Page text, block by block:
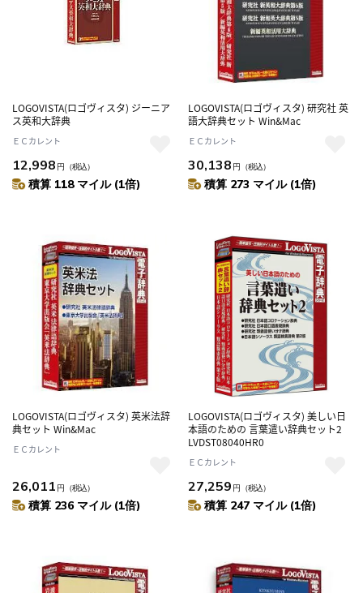
LOGOVISTA(ロゴヴィスタ) ジーニア
ス英和大辞典
ＥＣカレント
12,998 円 （税込）
積算 118 マイル (1倍)
LOGOVISTA(ロゴヴィスタ) 研究社 英
語大辞典セット Win&Mac
ＥＣカレント
30,138 円 （税込）
積算 273 マイル (1倍)
LOGOVISTA(ロゴヴィスタ) 英米法辞
典セット Win&Mac
ＥＣカレント
26,011 円 （税込）
積算 236 マイル (1倍)
LOGOVISTA(ロゴヴィスタ) 美しい日
本語のための 言葉遣い辞典セット2
LVDST08040HR0
ＥＣカレント
27,259 円 （税込）
積算 247 マイル (1倍)